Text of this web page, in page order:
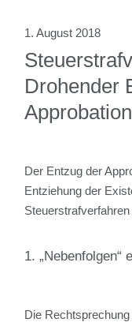
1. August 2018
Drohender
Approbation
Der Entzug der
Entziehung der
1. „Nebenfolgen“
Die